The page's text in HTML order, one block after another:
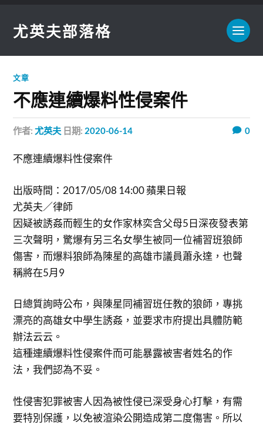
尤英夫部落格
文章
不應連續爆料性侵案件
作者:尤英夫 日期: 2020-06-14 0
不應連續爆料性侵案件
出版時間：2017/05/08 14:00 蘋果日報
尤英夫／律師
因疑被誘姦而輕生的女作家林奕含父母5日深夜發表第
三次聲明，驚爆有另三名女學生被同一位補習班狼師
傷害，而爆料狼師為陳星的高雄市議員蕭永達，也聲
稱將在5月9
日總質詢時公布，與陳星同補習班任教的狼師，專挑
漂亮的高雄女中學生誘姦，並要求市府提出具體防範
辦法云云。
這種連續爆料性侵案件而可能暴露被害者姓名的作
法，我們認為不妥。
性侵害犯罪被害人因為被性侵已深受身心打擊，有需
要特別保護，以免被渲染公開造成第二度傷害。所以